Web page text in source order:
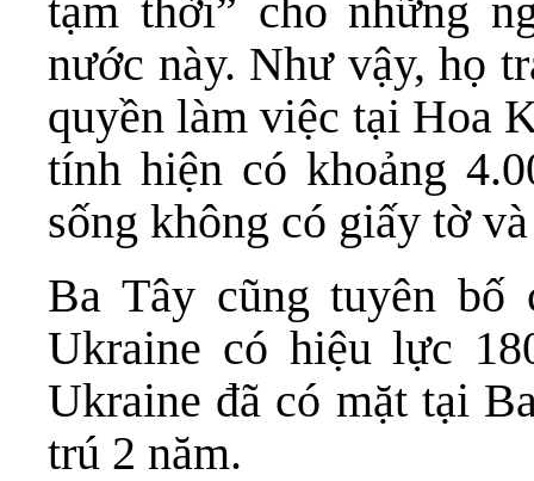
tạm thời” cho những
nước này. Như vậy, họ
quyền làm việc tại Hoa
tính hiện có khoảng
sống không có giấy tờ
Ba Tây cũng tuyên bố
Ukraine có hiệu lực
Ukraine đã có mặt tại
trú 2 năm.